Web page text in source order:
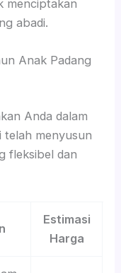
menciptakan
abadi.
Anak Padang
Anda dalam
telah menyusun
fleksibel dan
Estimasi
Harga